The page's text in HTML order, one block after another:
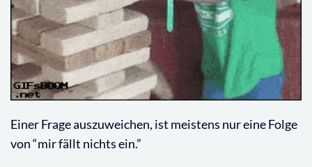
Einer Frage auszuweichen, ist meistens nur eine Folge
von “mir fällt nichts ein.”